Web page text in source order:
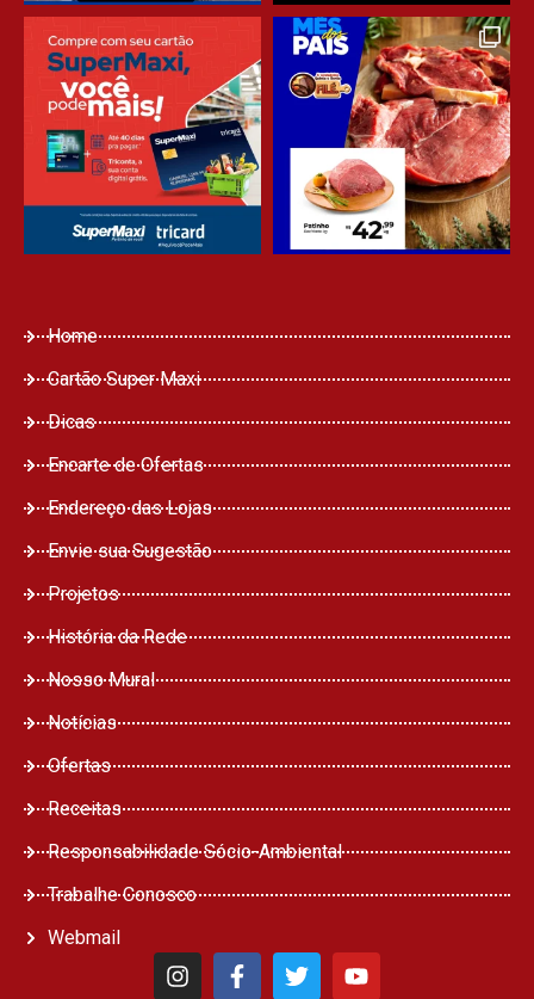
Home
Cartão Super Maxi
Dicas
Encarte de Ofertas
Endereço das Lojas
Envie sua Sugestão
Projetos
História da Rede
Nosso Mural
Notícias
Ofertas
Receitas
Responsabilidade Sócio-Ambiental
Trabalhe Conosco
Webmail